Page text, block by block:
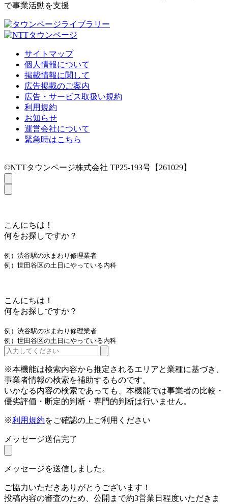
で事業活動を支援
サイトマップ
個人情報について
掲載情報に関して
広告掲載のご案内
広告・サービス取扱い規約
利用規約
お知らせ
運営会社について
緊急時はこちら
©NTTタウンページ株式会社 TP25-193号【261029】
こんにちは！
何をお探しですか？
例）渋谷駅の水まわり修理業者
例）世田谷区の土日にやっている内科
こんにちは！
何をお探しですか？
例）渋谷駅の水まわり修理業者
例）世田谷区の土日にやっている内科
※本機能は検索内容から推定されるエリアと業種に基づき、
事業者情報の検索を補助するものです。
いかなる内容の検索であっても、本機能では事業者の比較・
優劣評価・断定的判断・専門的判断は行いません。
※利用規約をご確認の上ご利用ください
メッセージ送信完了
メッセージを送信しました。
ご協力いただきありがとうございます！
投稿内容の審査のため、公開まで約3営業日程度いただきま